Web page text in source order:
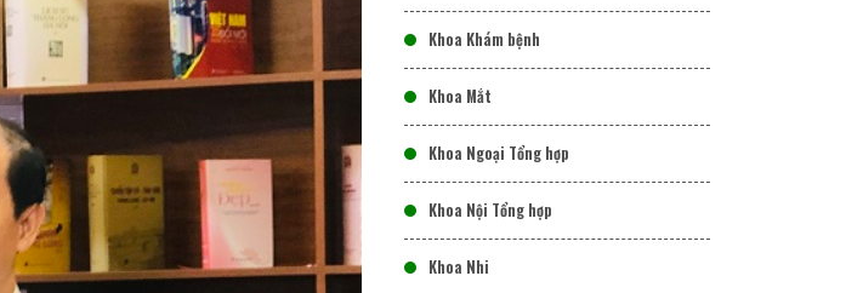
Khoa Khám bệnh
Khoa Mắt
Khoa Ngoại Tổng hợp
Khoa Nội Tổng hợp
Khoa Nhi